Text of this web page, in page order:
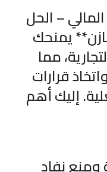
– الحل
يمنحك
مما
قرارات
إليك أهم
نفاد